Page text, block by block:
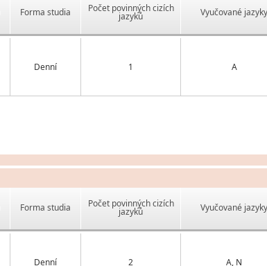
Forma studia Počet povinných cizích
jazyků Vyučované jazyky
Denní 1 A
Forma studia Počet povinných cizích
jazyků Vyučované jazyky
Denní 2 A, N